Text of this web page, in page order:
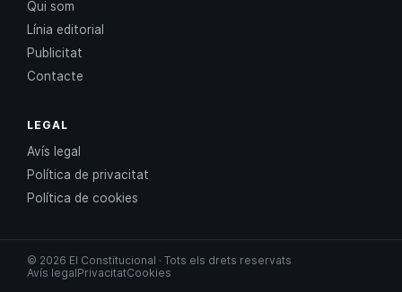
Qui som
Línia editorial
Publicitat
Contacte
LEGAL
Avís legal
Política de privacitat
Política de cookies
© 2026 El Constitucional · Tots els drets reservats
Avís legalPrivacitatCookies